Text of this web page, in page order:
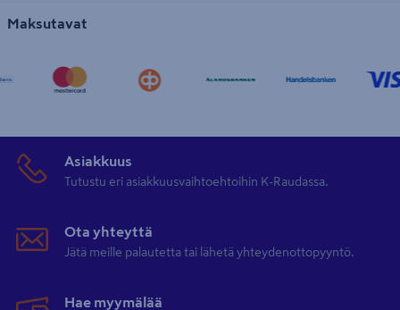
Maksutavat
Asiakkuus
Tutustu eri asiakkuusvaihtoehtoihin K-Raudassa.
Ota yhteyttä
Jätä meille palautetta tai lähetä yhteydenottopyyntö.
Hae myymälää